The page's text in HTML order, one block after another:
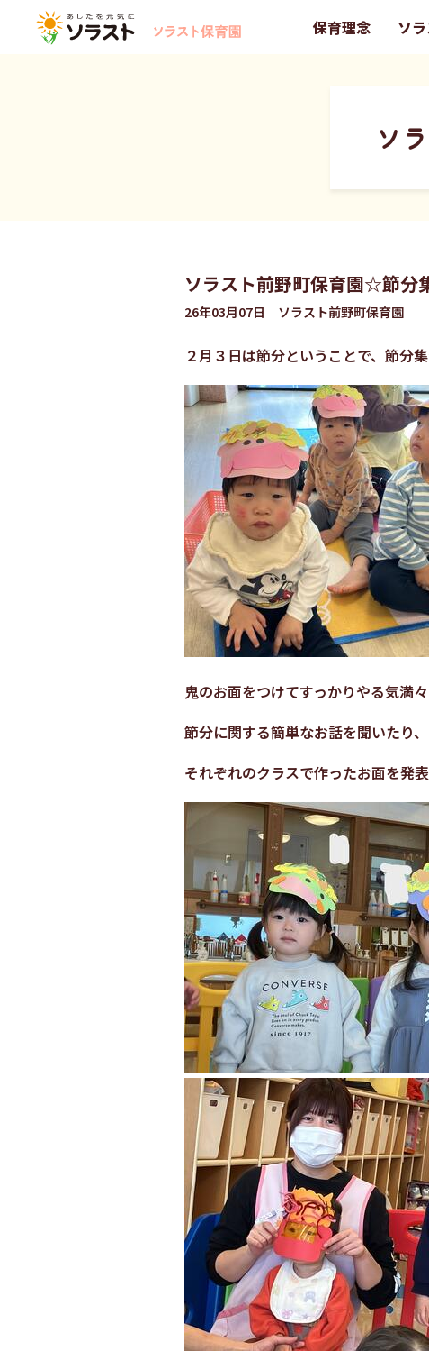
保育理念 ソ
ソ
ソラスト前野町保育園☆節分
26年03月07日 ソラスト前野町保育園
２月３日は節分ということで、節分
鬼のお面をつけてすっかりやる気満々
節分に関する簡単なお話を聞いたり、
それぞれのクラスで作ったお面を発